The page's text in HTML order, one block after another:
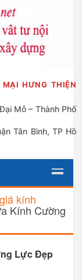
HƯNG THIỆN
Mỗ – Thành Phố
Tân Bình, TP Hồ
kính
Kính Cường
Lực Đẹp